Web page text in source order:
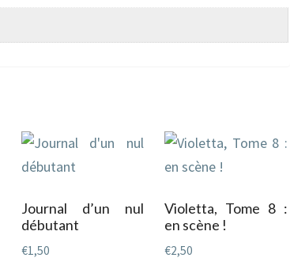
Journal d’un nul
débutant
€1,50
Violetta, Tome 8 :
en scène !
€2,50